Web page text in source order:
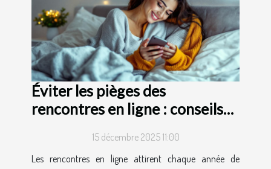
Éviter les pièges des
rencontres en ligne : conseils
15 décembre 2025 11:00
Les rencontres en ligne attirent chaque année de